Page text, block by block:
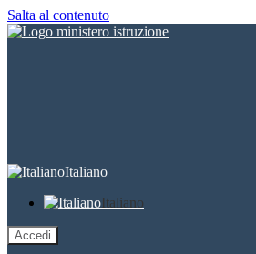
Salta al contenuto
Italiano
Italiano
Accedi